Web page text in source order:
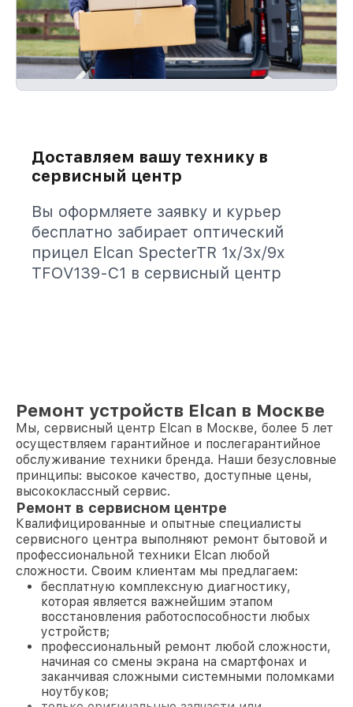
Доставляем вашу технику в
сервисный центр
Вы оформляете заявку и курьер
бесплатно забирает оптический
прицел Elcan SpecterTR 1x/3x/9x
TFOV139-C1 в сервисный центр
Ремонт устройств Elcan в Москве
Мы, сервисный центр Elcan в Москве, более 5 лет
осуществляем гарантийное и послегарантийное
обслуживание техники бренда. Наши безусловные
принципы: высокое качество, доступные цены,
высококлассный сервис.
Ремонт в сервисном центре
Квалифицированные и опытные специалисты
сервисного центра выполняют ремонт бытовой и
профессиональной техники Elcan любой
сложности. Своим клиентам мы предлагаем:
бесплатную комплексную диагностику,
которая является важнейшим этапом
восстановления работоспособности любых
устройств;
профессиональный ремонт любой сложности,
начиная со смены экрана на смартфонах и
заканчивая сложными системными поломками
ноутбуков;